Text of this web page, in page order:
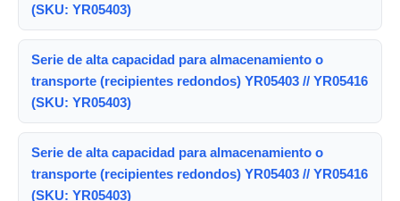
(SKU: YR05403)
Serie de alta capacidad para almacenamiento o
transporte (recipientes redondos) YR05403 // YR05416
(SKU: YR05403)
Serie de alta capacidad para almacenamiento o
transporte (recipientes redondos) YR05403 // YR05416
(SKU: YR05403)